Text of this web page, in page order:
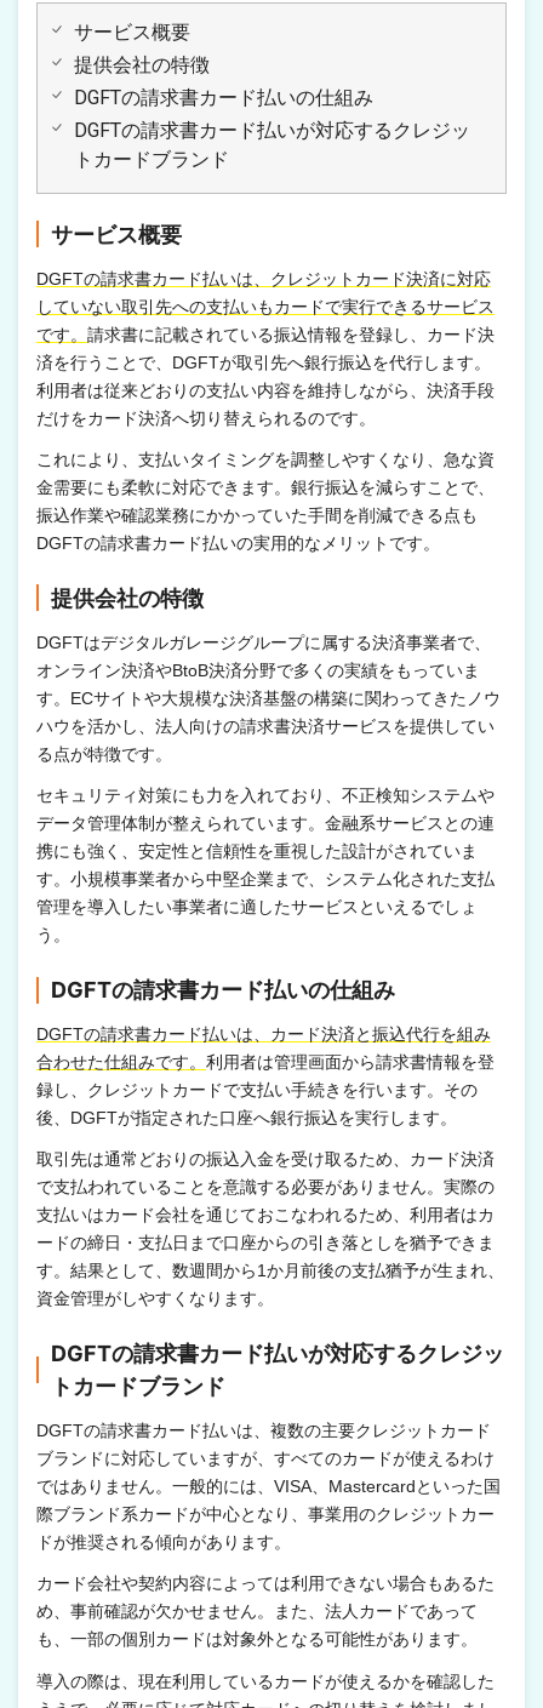
サービス概要
提供会社の特徴
DGFTの請求書カード払いの仕組み
DGFTの請求書カード払いが対応するクレジッ
トカードブランド
サービス概要
DGFTの請求書カード払いは、クレジットカード決済に対応
していない取引先への支払いもカードで実行できるサービス
です。 請求書に記載されている振込情報を登録し、カード決
済を行うことで、DGFTが取引先へ銀行振込を代行します。
利用者は従来どおりの支払い内容を維持しながら、決済手段
だけをカード決済へ切り替えられるのです。
これにより、支払いタイミングを調整しやすくなり、急な資
金需要にも柔軟に対応できます。銀行振込を減らすことで、
振込作業や確認業務にかかっていた手間を削減できる点も
DGFTの請求書カード払いの実用的なメリットです。
提供会社の特徴
DGFTはデジタルガレージグループに属する決済事業者で、
オンライン決済やBtoB決済分野で多くの実績をもっていま
す。ECサイトや大規模な決済基盤の構築に関わってきたノウ
ハウを活かし、法人向けの請求書決済サービスを提供してい
る点が特徴です。
セキュリティ対策にも力を入れており、不正検知システムや
データ管理体制が整えられています。金融系サービスとの連
携にも強く、安定性と信頼性を重視した設計がされていま
す。小規模事業者から中堅企業まで、システム化された支払
管理を導入したい事業者に適したサービスといえるでしょ
う。
DGFTの請求書カード払いの仕組み
DGFTの請求書カード払いは、カード決済と振込代行を組み
合わせた仕組みです。 利用者は管理画面から請求書情報を登
録し、クレジットカードで支払い手続きを行います。その
後、DGFTが指定された口座へ銀行振込を実行します。
取引先は通常どおりの振込入金を受け取るため、カード決済
で支払われていることを意識する必要がありません。実際の
支払いはカード会社を通じておこなわれるため、利用者はカ
ードの締日・支払日まで口座からの引き落としを猶予できま
す。結果として、数週間から1か月前後の支払猶予が生まれ、
資金管理がしやすくなります。
DGFTの請求書カード払いが対応するクレジッ
トカードブランド
DGFTの請求書カード払いは、複数の主要クレジットカード
ブランドに対応していますが、すべてのカードが使えるわけ
ではありません。一般的には、VISA、Mastercardといった国
際ブランド系カードが中心となり、事業用のクレジットカー
ドが推奨される傾向があります。
カード会社や契約内容によっては利用できない場合もあるた
め、事前確認が欠かせません。また、法人カードであって
も、一部の個別カードは対象外となる可能性があります。
導入の際は、現在利用しているカードが使えるかを確認した